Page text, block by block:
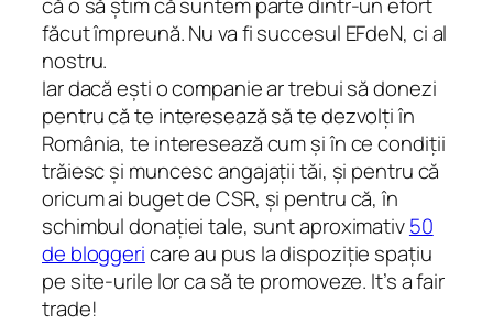
făcut împreună. Nu va fi succesul EFdeN, ci al
nostru.
Iar dacă ești o companie ar trebui să donezi
pentru că te interesează să te dezvolți în
România, te interesează cum și în ce condiții
trăiesc și muncesc angajații tăi, și pentru că
oricum ai buget de CSR, și pentru că, în
schimbul donației tale, sunt aproximativ50
de bloggericare au pus la dispoziție spațiu
pe site-urile lor ca să te promoveze. It’s a fair
trade!